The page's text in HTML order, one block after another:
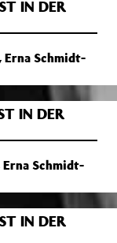
IN DER
Erna Schmidt-
IN DER
Schmidt-
IN DER